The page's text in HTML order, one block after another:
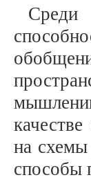
Среди
на схемы
способы